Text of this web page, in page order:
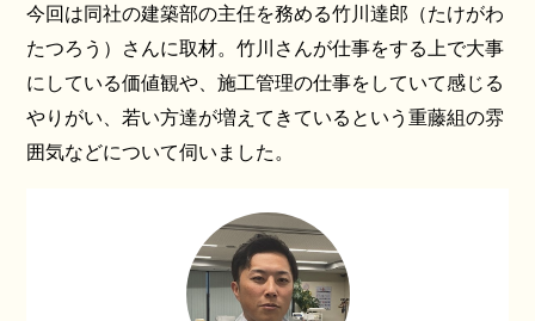
今回は同社の建築部の主任を務める竹川達郎（たけがわ
たつろう）さんに取材。竹川さんが仕事をする上で大事
にしている価値観や、施工管理の仕事をしていて感じる
やりがい、若い方達が増えてきているという重藤組の雰
囲気などについて伺いました。